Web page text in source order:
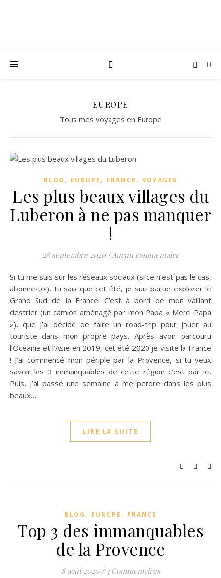
EUROPE
Tous mes voyages en Europe
BLOG , EUROPE , FRANCE , VOYAGES
Les plus beaux villages du
Luberon à ne pas manquer
!
28 septembre 2020 /Aucun commentaire
Si tu me suis sur les réseaux sociaux (si ce n’est pas le cas,
abonne-toi), tu sais que cet été, je suis partie explorer le
Grand Sud de la France. C’est à bord de mon vaillant
destrier (un camion aménagé par mon Papa « Merci Papa
»), que j’ai décidé de faire un road-trip pour jouer au
touriste dans mon propre pays. Après avoir parcouru
l’Océanie et l’Asie en 2019, cet été 2020 je visite la France
! J’ai commencé mon périple par la Provence, si tu veux
savoir les 3 immanquables de cette région c’est par ici.
Puis, j’ai passé une semaine à me perdre dans les plus
beaux…
LIRE LA SUITE
BLOG , EUROPE , FRANCE
Top 3 des immanquables
de la Provence
8 août 2020 / 4 Commentaires